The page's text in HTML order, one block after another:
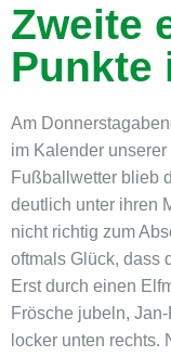
Zweite
Punkte
Am
im Kalender
Fußballwetter blieb
deutlich unter ihren
nicht richtig zum
oftmals Glück, dass
Erst durch einen
Frösche jubeln,
locker unten rechts.